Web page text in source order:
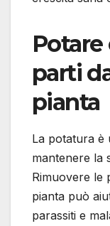
parti
pianta
La potatura è
mantenere la
Rimuovere le
pianta può
parassiti e